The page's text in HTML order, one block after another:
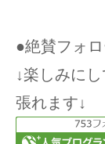
●絶賛フォ
↓楽しみに
張れます↓